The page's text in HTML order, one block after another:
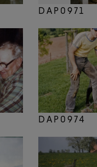
DAP0971
DAP0974